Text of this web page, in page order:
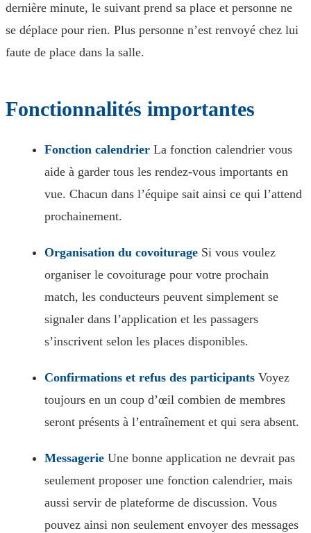
dernière minute, le suivant prend sa place et personne ne
se déplace pour rien. Plus personne n’est renvoyé chez lui
faute de place dans la salle.
Fonctionnalités importantes
Fonction calendrier La fonction calendrier vous
aide à garder tous les rendez-vous importants en
vue. Chacun dans l’équipe sait ainsi ce qui l’attend
prochainement.
Organisation du covoiturage Si vous voulez
organiser le covoiturage pour votre prochain
match, les conducteurs peuvent simplement se
signaler dans l’application et les passagers
s’inscrivent selon les places disponibles.
Confirmations et refus des participants Voyez
toujours en un coup d’œil combien de membres
seront présents à l’entraînement et qui sera absent.
Messagerie Une bonne application ne devrait pas
seulement proposer une fonction calendrier, mais
aussi servir de plateforme de discussion. Vous
pouvez ainsi non seulement envoyer des messages